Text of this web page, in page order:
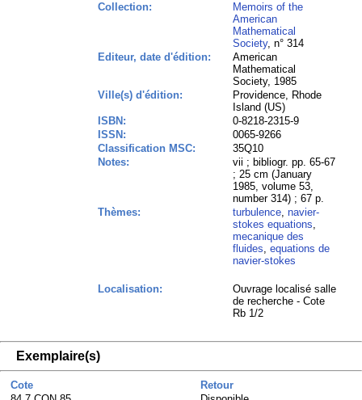
Collection:
Memoirs of the
American
Mathematical
Society, n° 314
Editeur, date d'édition:
American
Mathematical
Society, 1985
Ville(s) d'édition:
Providence, Rhode
Island (US)
ISBN:
0-8218-2315-9
ISSN:
0065-9266
Classification MSC:
35Q10
Notes:
vii ; bibliogr. pp. 65-67
; 25 cm (January
1985, volume 53,
number 314) ; 67 p.
Thèmes:
turbulence,navier-
stokes equations,
mecanique des
fluides,equations de
navier-stokes
Localisation:
Ouvrage localisé salle
de recherche - Cote
Rb 1/2
Exemplaire(s)
Cote
Retour